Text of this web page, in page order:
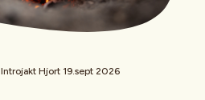
Introjakt Hjort 19.sept 2026